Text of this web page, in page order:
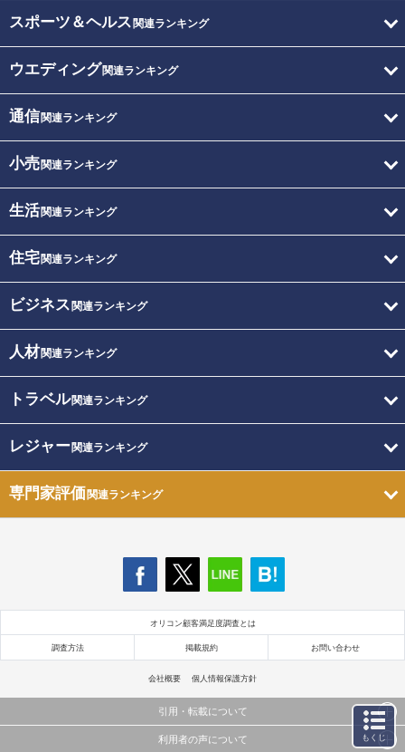
スポーツ＆ヘルス 関連ランキング
ウエディング関連ランキング
通信関連ランキング
小売関連ランキング
生活関連ランキング
住宅関連ランキング
ビジネス 関連ランキング
人材関連ランキング
トラベル関連ランキング
レジャー関連ランキング
専門家評価関連ランキング
オリコン顧客満足度調査とは
調査方法 掲載規約 お問い合わせ
会社概要 個人情報保護方針
引用・転載について
当サイトで公開されている情報（文字、写真、イラスト、画像データ等）及びこれらの配置・
利用者の声について もくじ